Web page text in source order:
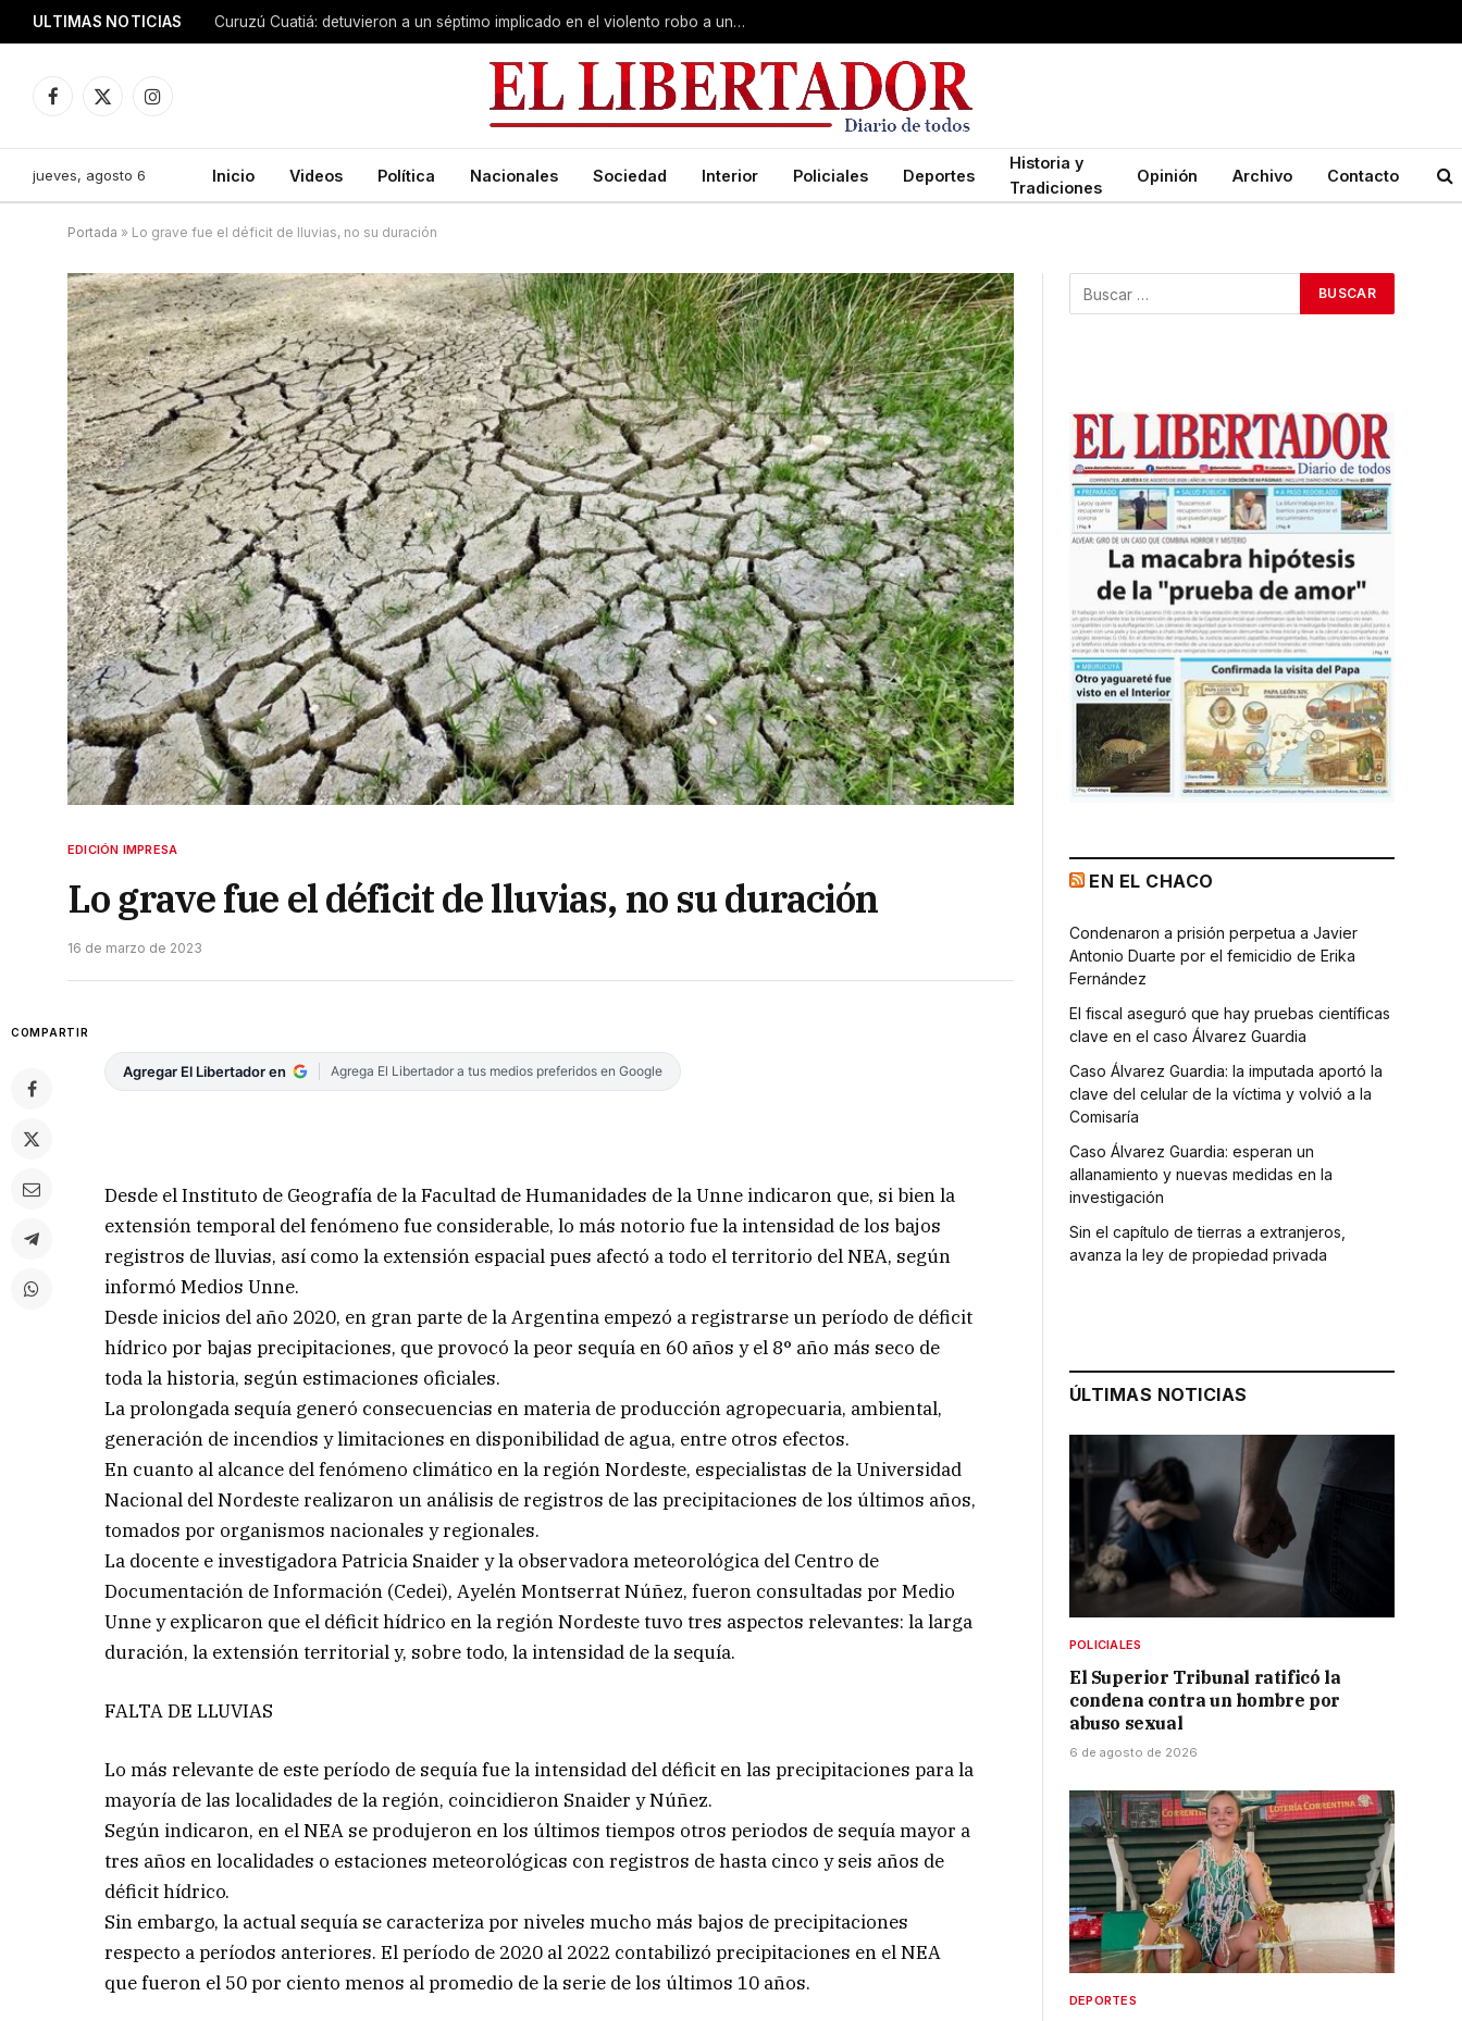
ULTIMAS NOTICIAS Curuzú Cuatiá: detuvieron a un séptimo implicado en el violento robo a una anciana
Facebook
X
Instagram
jueves, agosto 6 Inicio Videos Política Nacionales Sociedad Interior Policiales Deportes
Historia y
Tradiciones
Opinión Archivo Contacto
Portada » Lo grave fue el déficit de lluvias, no su duración
EDICIÓN IMPRESA
Lo grave fue el déficit de lluvias, no su duración
16 de marzo de 2023
COMPARTIR
Agregar El Libertador en Agrega El Libertador a tus medios preferidos en Google
Desde el Instituto de Geografía de la Facultad de Humanidades de la Unne indicaron que, si bien la
extensión temporal del fenómeno fue considerable, lo más notorio fue la intensidad de los bajos
registros de lluvias, así como la extensión espacial pues afectó a todo el territorio del NEA, según
informó Medios Unne.
Desde inicios del año 2020, en gran parte de la Argentina empezó a registrarse un período de déficit
hídrico por bajas precipitaciones, que provocó la peor sequía en 60 años y el 8° año más seco de
toda la historia, según estimaciones oficiales.
La prolongada sequía generó consecuencias en materia de producción agropecuaria, ambiental,
generación de incendios y limitaciones en disponibilidad de agua, entre otros efectos.
En cuanto al alcance del fenómeno climático en la región Nordeste, especialistas de la Universidad
Nacional del Nordeste realizaron un análisis de registros de las precipitaciones de los últimos años,
tomados por organismos nacionales y regionales.
La docente e investigadora Patricia Snaider y la observadora meteorológica del Centro de
Documentación de Información (Cedei), Ayelén Montserrat Núñez, fueron consultadas por Medio
Unne y explicaron que el déficit hídrico en la región Nordeste tuvo tres aspectos relevantes: la larga
duración, la extensión territorial y, sobre todo, la intensidad de la sequía.
FALTA DE LLUVIAS
Lo más relevante de este período de sequía fue la intensidad del déficit en las precipitaciones para la
mayoría de las localidades de la región, coincidieron Snaider y Núñez.
Según indicaron, en el NEA se produjeron en los últimos tiempos otros periodos de sequía mayor a
tres años en localidades o estaciones meteorológicas con registros de hasta cinco y seis años de
déficit hídrico.
Sin embargo, la actual sequía se caracteriza por niveles mucho más bajos de precipitaciones
respecto a períodos anteriores. El período de 2020 al 2022 contabilizó precipitaciones en el NEA
que fueron el 50 por ciento menos al promedio de la serie de los últimos 10 años.
EN EL CHACO
Condenaron a prisión perpetua a Javier
Antonio Duarte por el femicidio de Erika
Fernández
El fiscal aseguró que hay pruebas científicas
clave en el caso Álvarez Guardia
Caso Álvarez Guardia: la imputada aportó la
clave del celular de la víctima y volvió a la
Comisaría
Caso Álvarez Guardia: esperan un
allanamiento y nuevas medidas en la
investigación
Sin el capítulo de tierras a extranjeros,
avanza la ley de propiedad privada
ÚLTIMAS NOTICIAS
POLICIALES
El Superior Tribunal ratificó la
condena contra un hombre por
abuso sexual
6 de agosto de 2026
DEPORTES